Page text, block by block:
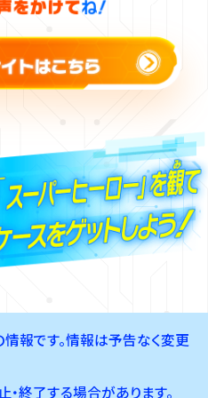
報です。情報は予告なく変更
終了する場合があります。